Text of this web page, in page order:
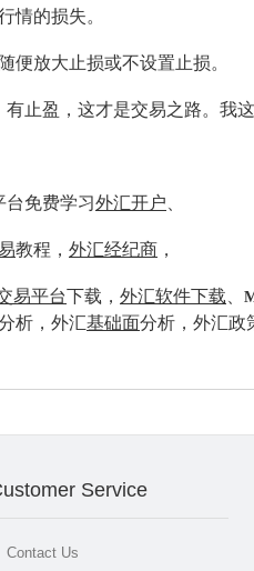
情的损失。
便放大止损或不设置止损。
止盈，这才是交易之路。我
台免费学习外汇开户、
教程， 外汇经纪商 ，
易平台下载， 外汇软件下载、
析，外汇基础面分析，外汇政
Service
Contact Us